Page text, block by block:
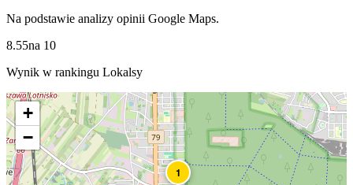
Na podstawie analizy opinii Google Maps.
8.55na 10
Wynik w rankingu Lokalsy
1
+
−